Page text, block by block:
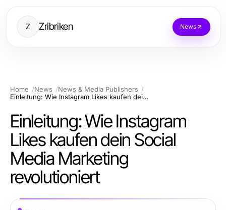
Z Zribriken News
Home News
News & Media Publishers
Einleitung: Wie Instagram Likes kaufen dein Social Media Marketing revolutioniert
Einleitung: Wie Instagram
Likes kaufen dein Social
Media Marketing
revolutioniert